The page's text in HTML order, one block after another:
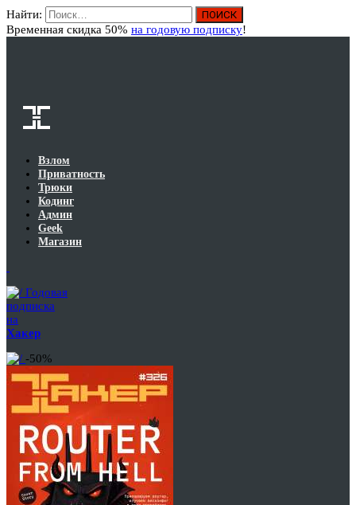
Найти:
Временная скидка 50% на годовую подписку!
Взлом
Приватность
Трюки
Кодинг
Админ
Geek
Магазин
Годовая
подписка
на
Хакер
-50%